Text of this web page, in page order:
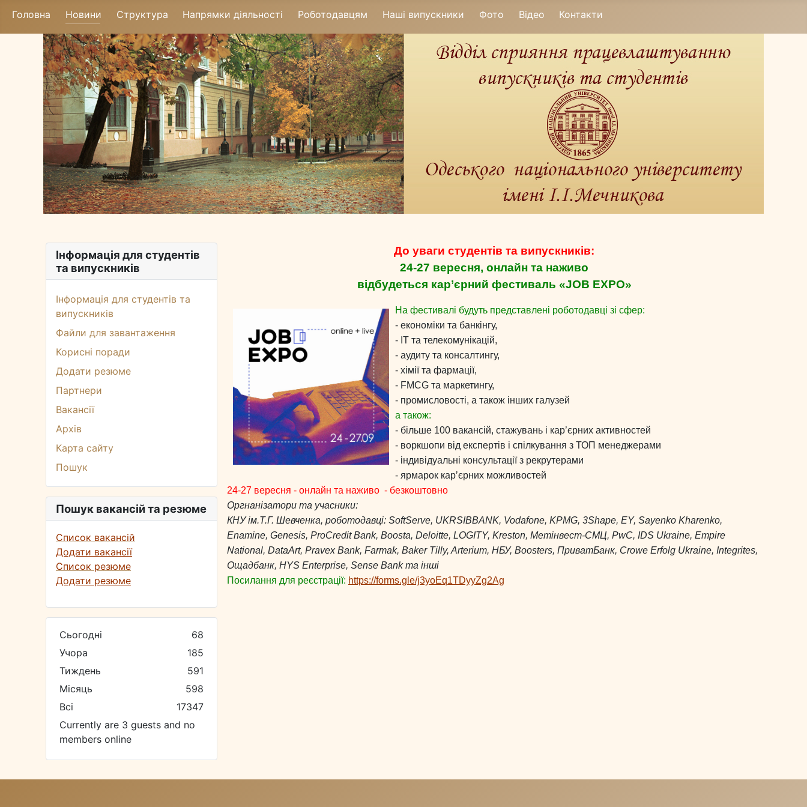
Головна Новини Структура Напрямки діяльності Роботодавцям Наші випускники Фото Відео Контакти
Інформація для студентів
та випускників
Інформація для студентів та
випускників
Файли для завантаження
Корисні поради
Додати резюме
Партнери
Вакансії
Архів
Карта сайту
Пошук
Пошук вакансій та резюме
Список вакансій
Додати вакансії
Список резюме
Додати резюме
Сьогодні
68
Учора
185
Тиждень
591
Місяць
598
Всі
17347
Currently are 3 guests and no
members online
До уваги студентів та випускників:
24-27 вересня, онлайн та наживо
відбудеться кар’єрний фестиваль «JOB EXPO»
На фестивалі будуть представлені роботодавці зі сфер:
- економіки та банкінгу,
- IT та телекомунікацій,
- аудиту та консалтингу,
- хімії та фармації,
- FMCG та маркетингу,
- промисловості, а також інших галузей
а також:
- більше 100 вакансій, стажувань і кар’єрних активностей
- воркшопи від експертів і спілкування з ТОП менеджерами
- індивідуальні консультації з рекрутерами
- ярмарок карʼєрних можливостей
24-27 вересня - онлайн та наживо - безкоштовно
Оргнанізатори та учасники:
КНУ ім.Т.Г. Шевченка, роботодавці: SoftServe, UKRSIBBANK, Vodafone, KPMG, 3Shape, EY, Sayenko Kharenko,
Enamine, Genesis, ProCredit Bank, Boosta, Deloitte, LOGITY, Kreston, Метінвест-СМЦ, PwC, IDS Ukraine, Empire
National, DataArt, Pravex Bank, Farmak, Baker Tilly, Arterium, НБУ, Boosters, ПриватБанк, Crowe Erfolg Ukraine, Integrites,
Ощадбанк, HYS Enterprise, Sense Bank та інші
Посилання для реєстрації: https://forms.gle/j3yoEq1TDyyZg2Ag